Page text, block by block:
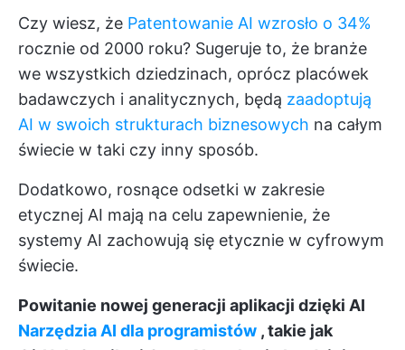
Czy wiesz, że Patentowanie AI wzrosło o 34%
rocznie od 2000 roku? Sugeruje to, że branże
we wszystkich dziedzinach, oprócz placówek
badawczych i analitycznych, będą zaadoptują
AI w swoich strukturach biznesowych na całym
świecie w taki czy inny sposób.
Dodatkowo, rosnące odsetki w zakresie
etycznej AI mają na celu zapewnienie, że
systemy AI zachowują się etycznie w cyfrowym
świecie.
Powitanie nowej generacji aplikacji dzięki AI
Narzędzia AI dla programistów , takie jak